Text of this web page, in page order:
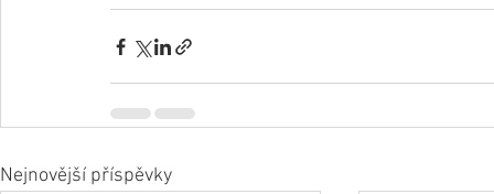
Nejnovější příspěvky